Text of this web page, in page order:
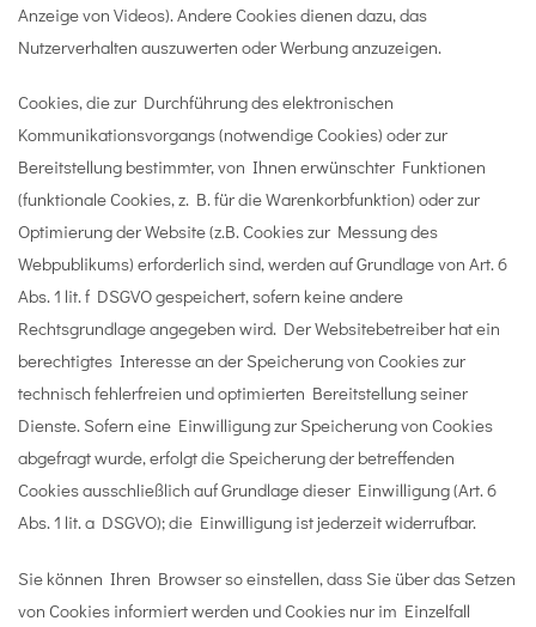
Anzeige von Videos). Andere Cookies dienen dazu, das
Nutzerverhalten auszuwerten oder Werbung anzuzeigen.
Cookies, die zur Durchführung des elektronischen
Kommunikationsvorgangs (notwendige Cookies) oder zur
Bereitstellung bestimmter, von Ihnen erwünschter Funktionen
(funktionale Cookies, z. B. für die Warenkorbfunktion) oder zur
Optimierung der Website (z.B. Cookies zur Messung des
Webpublikums) erforderlich sind, werden auf Grundlage von Art. 6
Abs. 1 lit. f DSGVO gespeichert, sofern keine andere
Rechtsgrundlage angegeben wird. Der Websitebetreiber hat ein
berechtigtes Interesse an der Speicherung von Cookies zur
technisch fehlerfreien und optimierten Bereitstellung seiner
Dienste. Sofern eine Einwilligung zur Speicherung von Cookies
abgefragt wurde, erfolgt die Speicherung der betreffenden
Cookies ausschließlich auf Grundlage dieser Einwilligung (Art. 6
Abs. 1 lit. a DSGVO); die Einwilligung ist jederzeit widerrufbar.
Sie können Ihren Browser so einstellen, dass Sie über das Setzen
von Cookies informiert werden und Cookies nur im Einzelfall